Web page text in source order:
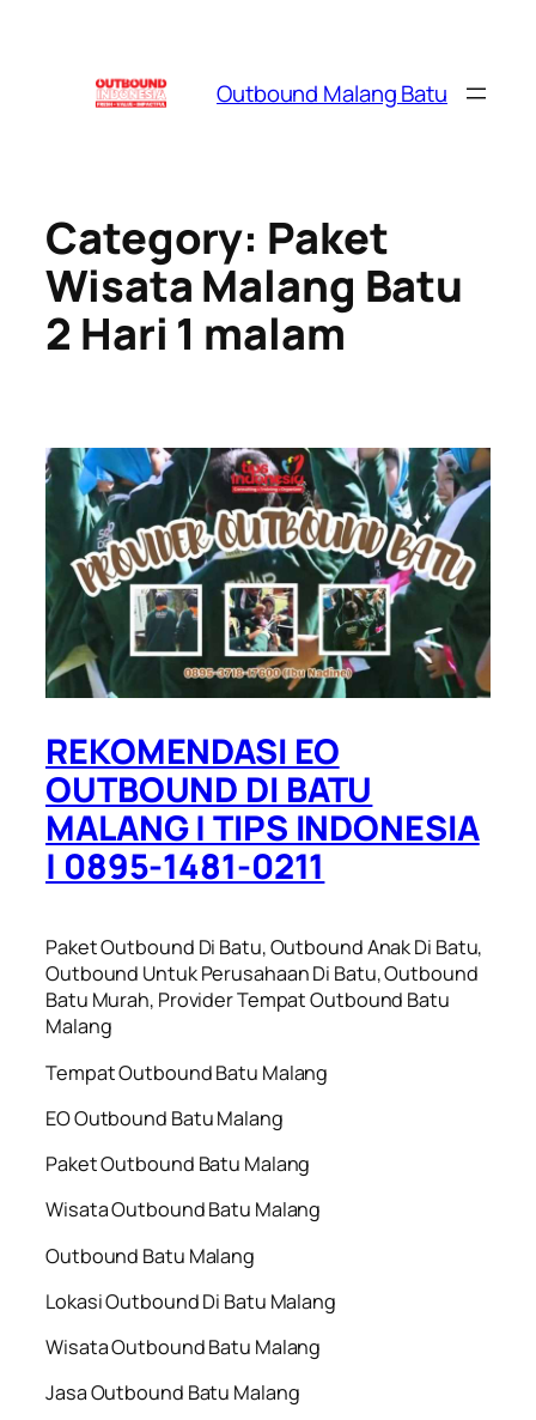
Outbound Malang Batu
Category: Paket
Wisata Malang Batu
2 Hari 1 malam
REKOMENDASI EO
OUTBOUND DI BATU
MALANG | TIPS INDONESIA
| 0895-1481-0211
Paket Outbound Di Batu, Outbound Anak Di Batu,
Outbound Untuk Perusahaan Di Batu, Outbound
Batu Murah, Provider Tempat Outbound Batu
Malang
Tempat Outbound Batu Malang
EO Outbound Batu Malang
Paket Outbound Batu Malang
Wisata Outbound Batu Malang
Outbound Batu Malang
Lokasi Outbound Di Batu Malang
Wisata Outbound Batu Malang
Jasa Outbound Batu Malang